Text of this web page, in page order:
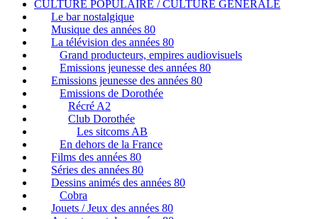
CULTURE POPULAIRE / CULTURE GENERALE
Le bar nostalgique
Musique des années 80
La télévision des années 80
Grand producteurs, empires audiovisuels
Emissions jeunesse des années 80
Emissions jeunesse des années 80
Emissions de Dorothée
Récré A2
Club Dorothée
Les sitcoms AB
En dehors de la France
Films des années 80
Séries des années 80
Dessins animés des années 80
Cobra
Jouets / Jeux des années 80